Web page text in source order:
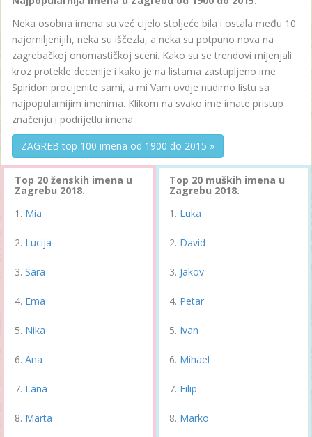
Neka osobna imena su već cijelo stoljeće bila i ostala među 10
najomiljenijih, neka su iščezla, a neka su potpuno nova na
zagrebačkoj onomastičkoj sceni. Kako su se trendovi mijenjali
kroz protekle decenije i kako je na listama zastupljeno ime
Spiridon procijenite sami, a mi Vam ovdje nudimo listu sa
najpopularnijim imenima. Klikom na svako ime imate pristup
značenju i podrijetlu imena
ZAGREB top 100 imena od 1900 do 2015 »
Top 20 ženskih imena u
Zagrebu 2018.
Mia
Lucija
Sara
Ema
Nika
Ana
Lana
Marta
Top 20 muških imena u
Zagrebu 2018.
Luka
David
Jakov
Petar
Ivan
Mihael
Filip
Marko